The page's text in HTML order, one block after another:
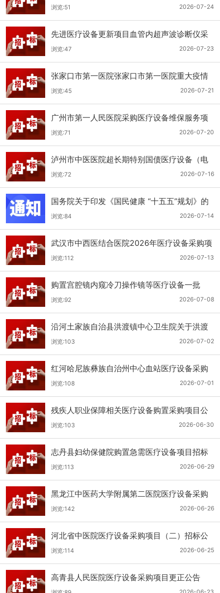
手术、急救及生命支持类医疗设备购置项目招
标公告
2026-07-24
浏览:51
先进医疗设备更新项目血管内超声波诊断仪采
购（三次）公开招标公告
2026-07-23
浏览:47
张家口市第一医院张家口市第一医院重大疫情
救治基地手术室及重症监护室医疗设备采购项
目更正公告
2026-07-21
浏览:45
广州市第一人民医院采购医疗设备维保服务项
目（2026年第1批）(二次)（项目编号：GZSY-
2026FW-06）采购更正公告
2026-07-20
浏览:71
泸州市中医医院超长期特别国债医疗设备（电
子胃肠镜系统）采购更正公告（第二次）2026-07-16
浏览:72
国务院关于印发《国民健康 “十五五”规划》的
通知
2026-07-14
浏览:84
武汉市中西医结合医院2026年医疗设备采购项
目四公开招标公告
2026-07-13
浏览:112
购置宫腔镜内窥冷刀操作镜等医疗设备一批
（双盲+远程异地+分散）
2026-07-08
浏览:92
沿河土家族自治县洪渡镇中心卫生院关于洪渡
镇中心卫生院县域医疗次中心医疗设备采购项
目的公开招标公告
2026-07-02
浏览:103
红河哈尼族彝族自治州中心血站医疗设备采购
（二次）公开招标公告
2026-07-01
浏览:108
残疾人职业保障相关医疗设备购置采购项目公
开招标招标公告
2026-06-30
浏览:103
志丹县妇幼保健院购置急需医疗设备项目招标
公告
2026-06-29
浏览:113
黑龙江中医药大学附属第二医院医疗设备采购
(二次)招标公告
2026-06-26
浏览:142
河北省中医院医疗设备采购项目（二）招标公
告
2026-06-25
浏览:114
高青县人民医院医疗设备采购项目更正公告